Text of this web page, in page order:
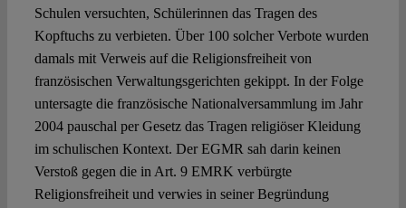
Schulen versuchten, Schülerinnen das Tragen des
Kopftuchs zu verbieten. Über 100 solcher Verbote wurden
damals mit Verweis auf die Religionsfreiheit von
französischen Verwaltungsgerichten gekippt. In der Folge
untersagte die französische Nationalversammlung im Jahr
2004 pauschal per Gesetz das Tragen religiöser Kleidung
im schulischen Kontext. Der EGMR sah darin keinen
Verstoß gegen die in Art. 9 EMRK verbürgte
Religionsfreiheit und verwies in seiner Begründung